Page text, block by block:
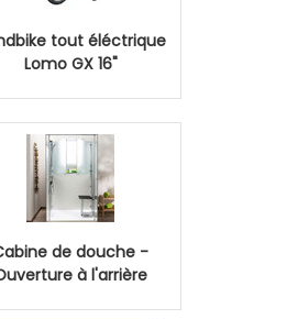
tout éléctrique
Lomo GX 16"
de douche -
à l'arrière